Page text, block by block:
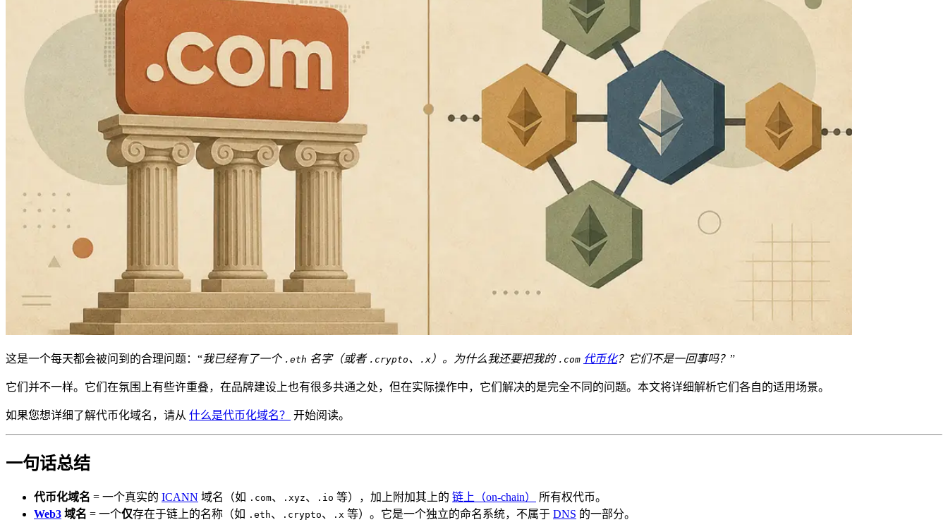
这是一个每天都会被问到的合理问题：“我已经有了一个 .eth 名字（或者 .crypto、 .x）。为什么我还要把我的 .com 代币化？它们不是一回事吗？ ”
它们并不一样。它们在氛围上有些许重叠，在品牌建设上也有很多共通之处，但在实际操作中，它们解决的是完全不同的问题。本文将详细解析它们各自的适用场景。
如果您想详细了解代币化域名，请从 什么是代币化域名？ 开始阅读。
一句话总结
代币化域名 = 一个真实的 ICANN 域名（如 .com、 .xyz、 .io 等），加上附加其上的 链上（on-chain）
所有权代币。
Web3 域名 = 一个仅存在于链上的名称（如 .eth、 .crypto、 .x 等）。它是一个独立的命名系统，不属于 DNS 的一部分。